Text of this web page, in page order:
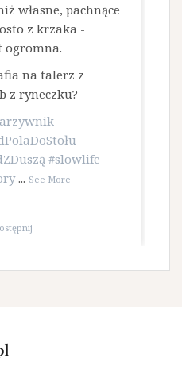
własne, pachnące
z krzaka -
ogromna.
na talerz z
z ryneczku?
#slowlife
... See More